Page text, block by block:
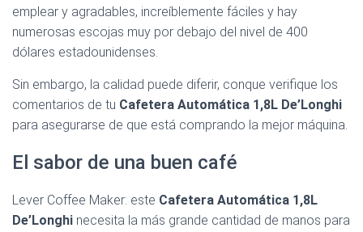
emplear y agradables, increíblemente fáciles y hay
numerosas escojas muy por debajo del nivel de 400
dólares estadounidenses.
Sin embargo, la calidad puede diferir, conque verifique los
comentarios de tu Cafetera Automática 1,8L De’Longhi
para asegurarse de que está comprando la mejor máquina.
El sabor de una buen café
Lever Coffee Maker: este Cafetera Automática 1,8L
De’Longhi necesita la más grande cantidad de manos para